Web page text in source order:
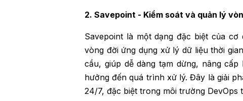
2. Savepoint - Kiểm soát và quản lý
Savepoint là một dạng đặc biệt của
vòng đời ứng dụng xử lý dữ liệu thời
cầu, giúp dễ dàng tạm dừng, nâng
hưởng đến quá trình xử lý. Đây là giải
24/7, đặc biệt trong môi trường DevOps